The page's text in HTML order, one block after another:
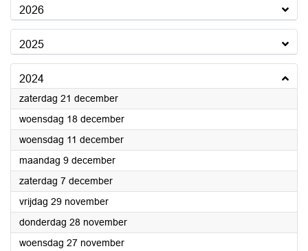
2026
2025
2024
zaterdag 21 december2024
woensdag 18 december2024
woensdag 11 december2024
maandag 9 december2024
zaterdag 7 december2024
vrijdag 29 november2024
donderdag 28 november2024
woensdag 27 november2024